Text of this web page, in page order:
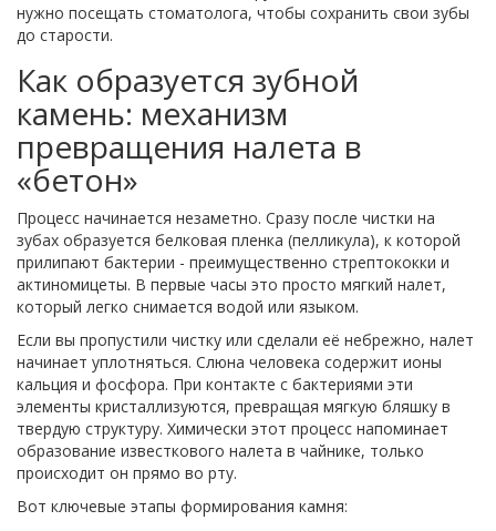
нужно посещать стоматолога, чтобы сохранить свои зубы
до старости.
Как образуется зубной
камень: механизм
превращения налета в
«бетон»
Процесс начинается незаметно. Сразу после чистки на
зубах образуется белковая пленка (пелликула), к которой
прилипают бактерии - преимущественно стрептококки и
актиномицеты. В первые часы это просто мягкий налет,
который легко снимается водой или языком.
Если вы пропустили чистку или сделали её небрежно, налет
начинает уплотняться. Слюна человека содержит ионы
кальция и фосфора. При контакте с бактериями эти
элементы кристаллизуются, превращая мягкую бляшку в
твердую структуру. Химически этот процесс напоминает
образование известкового налета в чайнике, только
происходит он прямо во рту.
Вот ключевые этапы формирования камня: